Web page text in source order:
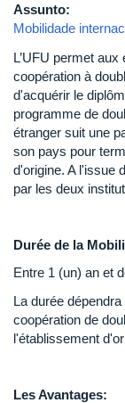
Assunto:
Mobilidade
L’UFU permet
coopération à
d'acquérir le
programme de
étranger suit une
son pays pour
d'origine. A l'issue
par les deux
Durée de la
Entre 1 (un) an et
La durée
coopération de
l'établissement
Les Avantages: